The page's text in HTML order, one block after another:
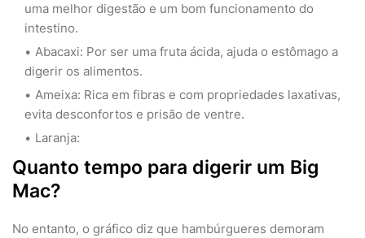
uma melhor digestão e um bom funcionamento do
intestino.
Abacaxi: Por ser uma fruta ácida, ajuda o estômago a
digerir os alimentos.
Ameixa: Rica em fibras e com propriedades laxativas,
evita desconfortos e prisão de ventre.
Laranja:
Quanto tempo para digerir um Big
Mac?
No entanto, o gráfico diz que hambúrgueres demoram